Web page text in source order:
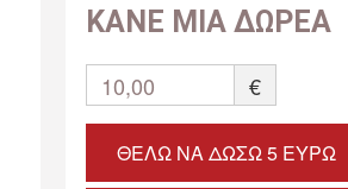
ΚΑΝΕ ΜΙΑ ΔΩΡΕΑ
10,00 €
ΘΈΛΩ ΝΑ ΔΏΣΩ 5 ΕΥΡΏ